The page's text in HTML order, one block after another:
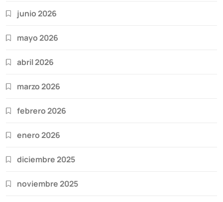
junio 2026
mayo 2026
abril 2026
marzo 2026
febrero 2026
enero 2026
diciembre 2025
noviembre 2025